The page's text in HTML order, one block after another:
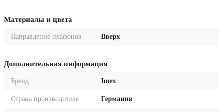
Материалы и цвета
Направление плафонов Вверх
Дополнительная информация
Бренд Imex
Страна производителя Германия